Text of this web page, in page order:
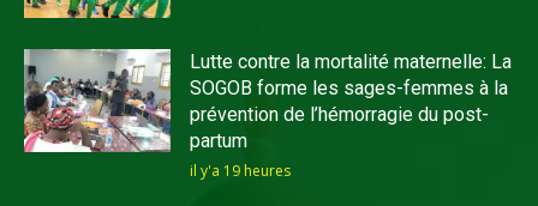
Lutte contre la mortalité maternelle: La
SOGOB forme les sages-femmes à la
prévention de l’hémorragie du post-
partum
il y'a 19 heures